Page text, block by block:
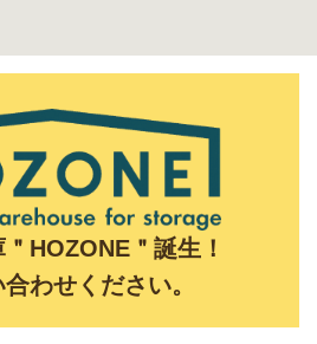
HOZONE＂誕生！
わせください。